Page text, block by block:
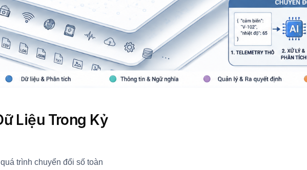
Liệu Trong Kỷ
trình chuyển đổi số toàn